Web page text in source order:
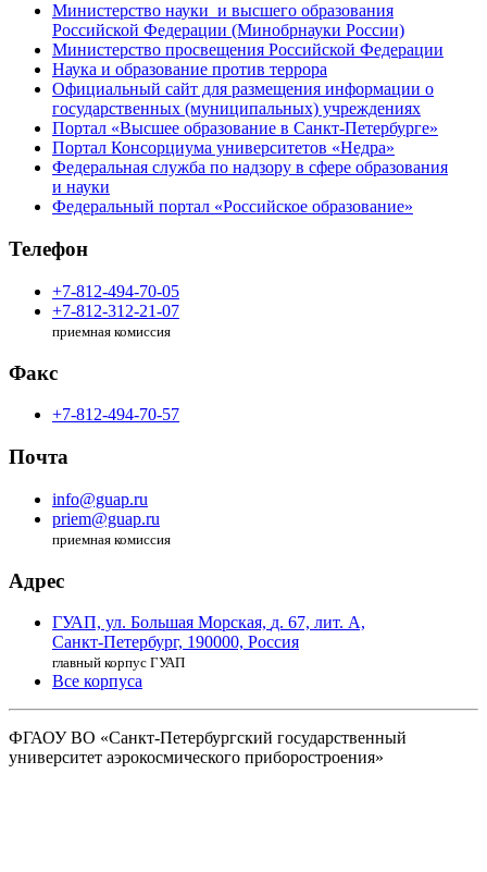
Министерство науки и высшего образования
Российской Федерации (Минобрнауки России)
Министерство просвещения Российской Федерации
Наука и образование против террора
Официальный сайт для размещения информации о
государственных (муниципальных) учреждениях
Портал «Высшее образование в Санкт-Петербурге»
Портал Консорциума университетов «Недра»
Федеральная служба по надзору в сфере образования
и науки
Федеральный портал «Российское образование»
Телефон
+7-812-494-70-05
+7-812-312-21-07
приемная комиссия
Факс
+7-812-494-70-57
Почта
info@guap.ru
priem@guap.ru
приемная комиссия
Адрес
ГУАП, ул. Большая Морская, д. 67, лит. А,
Санкт-Петербург, 190000, Россия
главный корпус ГУАП
Все корпуса
ФГАОУ ВО «Санкт-Петербургский государственный
университет аэрокосмического приборостроения»